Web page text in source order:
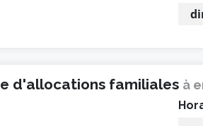
d'allocations familiales à